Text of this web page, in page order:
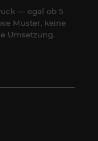
— egal ob 5
Muster, keine
Umsetzung.